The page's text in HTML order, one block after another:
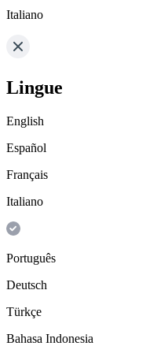
Italiano
Lingue
English
Español
Français
Italiano
Português
Deutsch
Türkçe
Bahasa Indonesia